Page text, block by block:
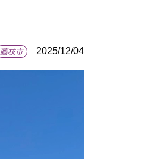
藤枝市 2025/12/04